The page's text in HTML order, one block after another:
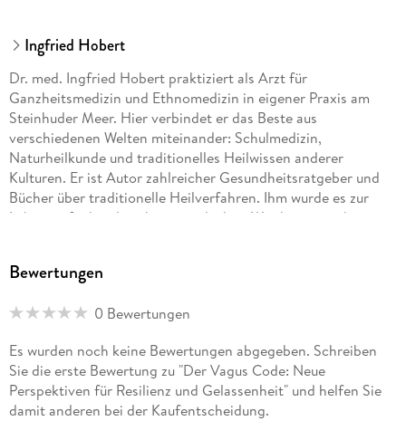
Ingfried Hobert
Dr. med. Ingfried Hobert praktiziert als Arzt für
Ganzheitsmedizin und Ethnomedizin in eigener Praxis am
Steinhuder Meer. Hier verbindet er das Beste aus
verschiedenen Welten miteinander: Schulmedizin,
Naturheilkunde und traditionelles Heilwissen anderer
Kulturen. Er ist Autor zahlreicher Gesundheitsratgeber und
Bücher über traditionelle Heilverfahren. Ihm wurde es zur
Lebensaufgabe, die jahrtausendealten Weisheiten und
entwickelten ganzheitlichen Therapiekonzept wendet er
Bewertungen
0 Bewertungen
Es wurden noch keine Bewertungen abgegeben. Schreiben
Sie die erste Bewertung zu "Der Vagus Code: Neue
Perspektiven für Resilienz und Gelassenheit" und helfen Sie
damit anderen bei der Kaufentscheidung.